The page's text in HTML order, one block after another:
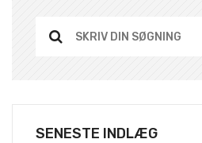
SENESTE INDLÆG